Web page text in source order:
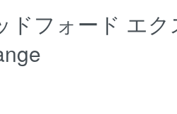
ドフォード エ